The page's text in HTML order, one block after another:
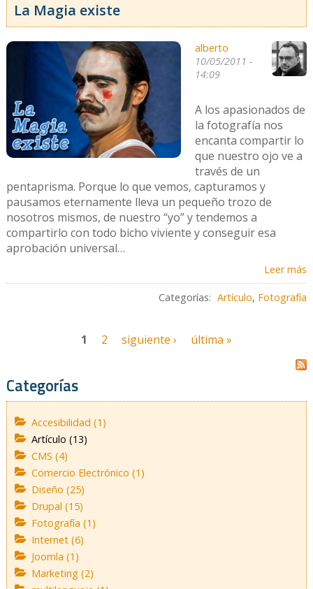
La Magia existe
alberto
10/05/2011 -
14:09
A los apasionados de
la fotografía nos
encanta compartir lo
que nuestro ojo ve a
través de un
pentaprisma. Porque lo que vemos, capturamos y
pausamos eternamente lleva un pequeño trozo de
nosotros mismos, de nuestro “yo” y tendemos a
compartirlo con todo bicho viviente y conseguir esa
aprobación universal…
Leer más
Categorías: Artículo, Fotografía
1 2 siguiente › última »
Categorías
Accesibilidad (1)
Artículo (13)
CMS (4)
Comercio Electrónico (1)
Diseño (25)
Drupal (15)
Fotografía (1)
Internet (6)
Joomla (1)
Marketing (2)